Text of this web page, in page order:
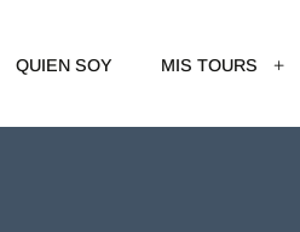
QUIEN SOY MIS TOURS